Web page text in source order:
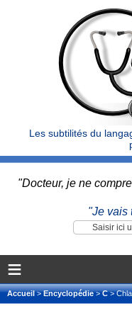
Les subtilités du
"Docteur, je ne
"Je vais
≡
Accueil>Encyclopédie>C>